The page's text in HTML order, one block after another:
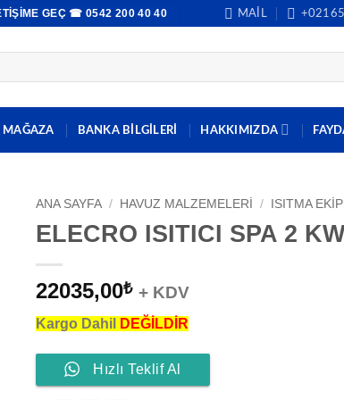
GEÇ ☎ 0542 200 40 40 MAIL
MAĞAZA BANKA BİLGİLERİ HAKKIMIZDA
ANA SAYFA / HAVUZ MALZEMELERI / ISITMA
ELECRO ISITICI SPA 2
22035,00₺ + KDV
Kargo Dahil DEĞİLDİR
Hızlı Teklif Al